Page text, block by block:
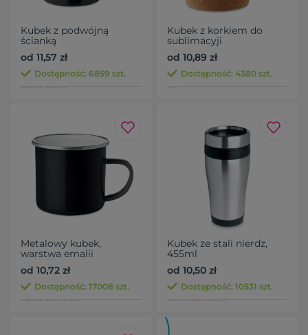
Kubek z podwójną
ścianką
od 11,57 zł
Dostępność: 6859 szt.
Kubek z korkiem do
sublimacyji
od 10,89 zł
Dostępność: 4380 szt.
Metalowy kubek,
warstwa emalii
od 10,72 zł
Dostępność: 17008 szt.
Kubek ze stali nierdz,
455ml
od 10,50 zł
Dostępność: 10531 szt.